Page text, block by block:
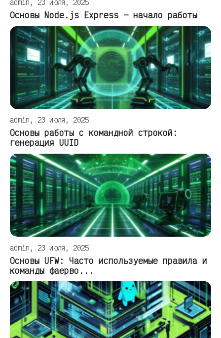
admin, 23 июля, 2025
Основы Node.js Express — начало работы
admin, 23 июля, 2025
Основы работы с командной строкой:
генерация UUID
admin, 23 июля, 2025
Основы UFW: Часто используемые правила и
команды фаерво...